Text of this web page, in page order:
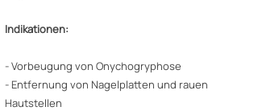
Indikationen:
- Vorbeugung von Onychogryphose
- Entfernung von Nagelplatten und rauen
Hautstellen